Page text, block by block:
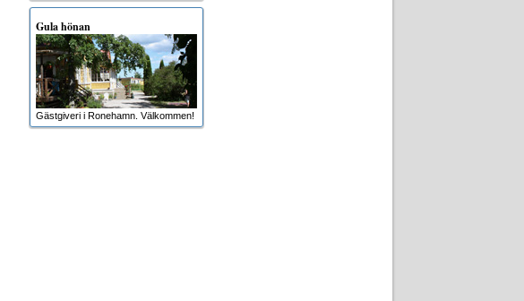
Gula hönan
Gästgiveri i Ronehamn. Välkommen!